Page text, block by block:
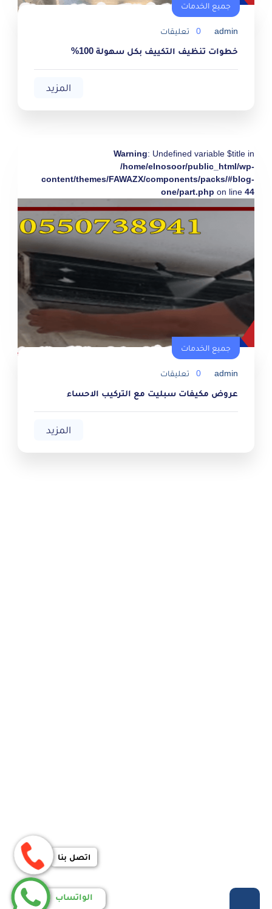
جميع الخدمات
admin
0 تعليقات
خطوات تنظيف التكييف بكل سهولة 100%
المزيد
Warning: Undefined variable $title in
/home/elnosoor/public_html/wp-
content/themes/FAWAZX/components/packs/#blog-
one/part.php on line 44
جميع الخدمات
admin
0 تعليقات
عروض مكيفات سبليت مع التركيب الاحساء
المزيد
اتصل بنا
الواتساب